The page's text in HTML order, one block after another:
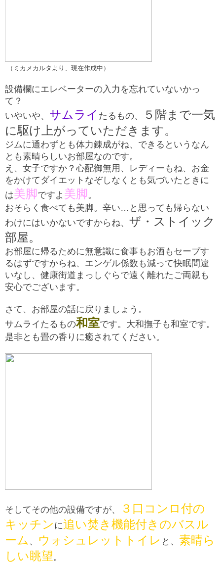
（ミカメカルタより、現在作成中）
設備欄にエレベーターの入力を忘れていないかっ
て？
いやいや、 サムライ たるもの、
５階まで一気
に駆け上がっていただきます。
ジムに通わずとも体力錬成がね、できるというなん
とも素晴らしいお部屋なのです。
え、女子ですか？心配御無用、レディーもね、お金
をかけてダイエットなぞしなくとも気づいたときに
は美脚ですよ 美脚。
おそらく食べても美脚。辛い…と思っても帰らない
わけにはいかないですからね、 ザ・ストイック
部屋。
お部屋に帰るために無意識に食事もお酒もセーブす
るはずですからね、エンゲル係数も減って快眠間違
いなし、 健康街道まっしぐらで遠く離れたご両親も
安心でございます。
さて、お部屋の話に戻りましょう。
サムライたるもの和室です。大和撫子も和室です。
是非とも畳の香りに癒されてください。
そしてその他の設備ですが、
３口コンロ付の
キッチン に追い焚き機能付きのバスル
ーム 、 ウォシュレットトイレ と、 素晴ら
しい眺望 。